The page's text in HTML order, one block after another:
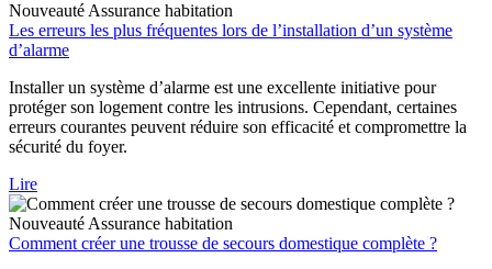
Nouveauté Assurance habitation
Les erreurs les plus fréquentes lors de l’installation d’un système
d’alarme
Installer un système d’alarme est une excellente initiative pour
protéger son logement contre les intrusions. Cependant, certaines
erreurs courantes peuvent réduire son efficacité et compromettre la
sécurité du foyer.
Lire
Nouveauté Assurance habitation
Comment créer une trousse de secours domestique complète ?